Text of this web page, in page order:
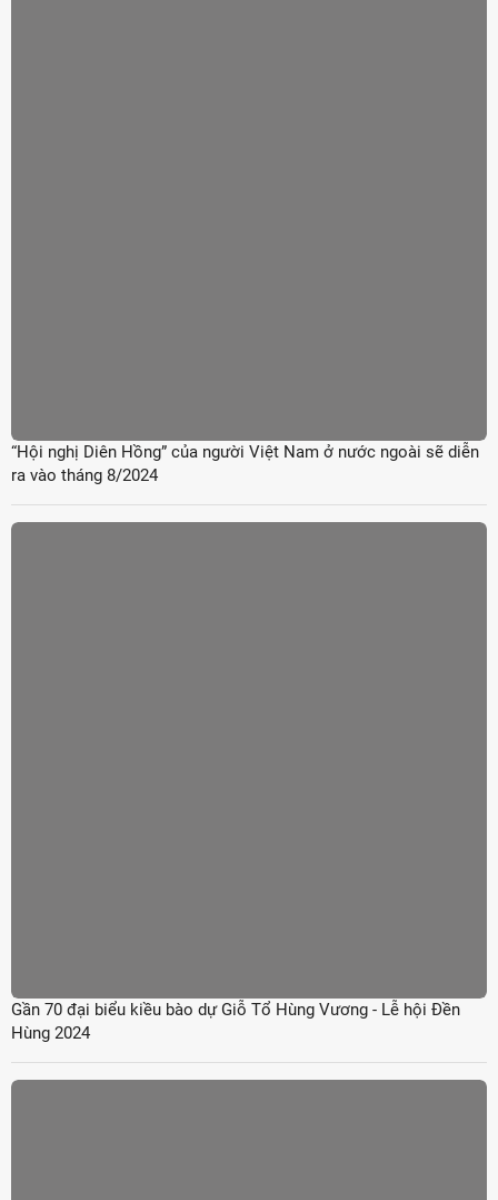
“Hội nghị Diên Hồng” của người Việt Nam ở nước ngoài sẽ diễn
ra vào tháng 8/2024
Gần 70 đại biểu kiều bào dự Giỗ Tổ Hùng Vương - Lễ hội Đền
Hùng 2024